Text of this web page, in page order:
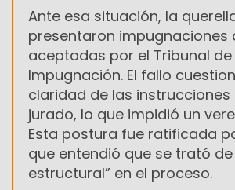
Ante esa situación, la
presentaron impugnaciones
aceptadas por el Tribunal de
Impugnación. El fallo
claridad de las
jurado, lo que impidió un
Esta postura fue ratificada
que entendió que se trató de
estructural” en el proceso.